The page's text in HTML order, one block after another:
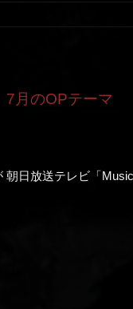
7月のOPテーマ
朝日放送テレビ「